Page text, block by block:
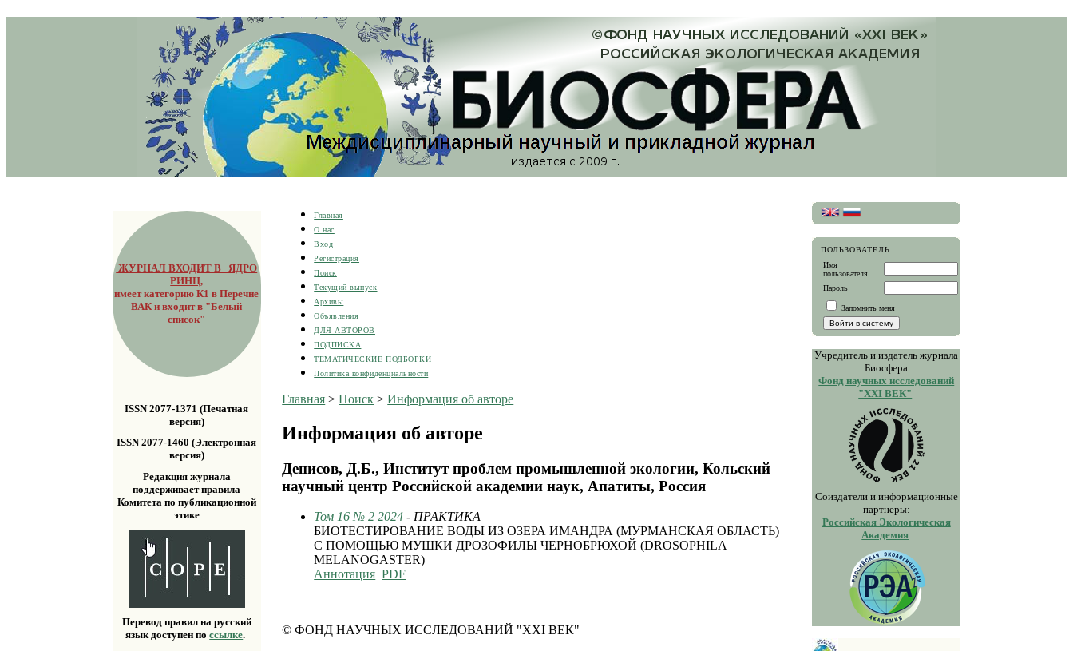
ЖУРНАЛ ВХОДИТ В ЯДРО
РИНЦ,
имеет категорию К1 в Перечне
ВАК и входит в "Белый
список"
ISSN 2077-1371 (Печатная
версия)
ISSN 2077-1460 (Электронная
версия)
Редакция журнала
поддерживает правила
Комитета по публикационной
этике
Перевод правил на русский
язык доступен поссылке.
ПОЛЬЗОВАТЕЛЬ
Имя
пользователя
Пароль
Запомнить меня
Учредитель и издатель журнала
Биосфера
Фонд научных исследований
"XXI ВЕК"
Соиздатели и информационные
партнеры:
Российская Экологическая
Академия
Главная
О нас
Вход
Регистрация
Поиск
Текущий выпуск
Архивы
Объявления
ДЛЯ АВТОРОВ
ПОДПИСКА
ТЕМАТИЧЕСКИЕ ПОДБОРКИ
Политика конфиденциальности
Главная >Поиск >Информация об авторе
Информация об авторе
Денисов, Д.Б., Институт проблем промышленной экологии, Кольский
научный центр Российской академии наук, Апатиты, Россия
Том 16 № 2 2024 - ПРАКТИКА
БИОТЕСТИРОВАНИЕ ВОДЫ ИЗ ОЗЕРА ИМАНДРА (МУРМАНСКАЯ ОБЛАСТЬ)
С ПОМОЩЬЮ МУШКИ ДРОЗОФИЛЫ ЧЕРНОБРЮХОЙ (DROSOPHILA
MELANOGASTER)
Аннотация PDF
© ФОНД НАУЧНЫХ ИССЛЕДОВАНИЙ "XXI ВЕК"